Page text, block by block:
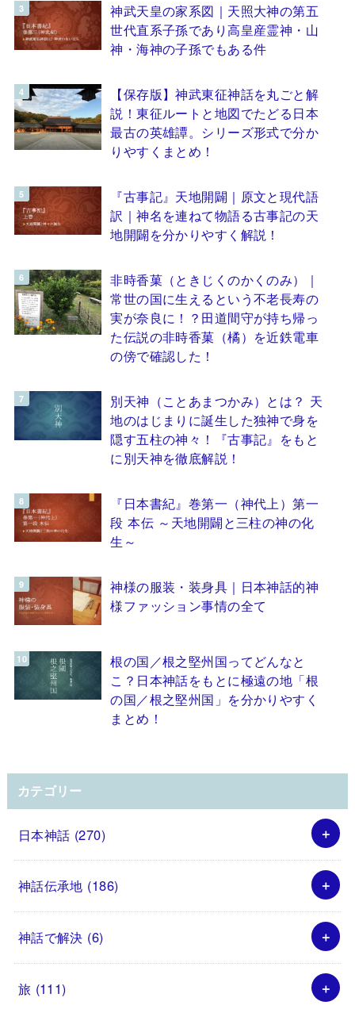
神武天皇の家系図｜天照大神の第五
世代直系子孫であり高皇産霊神・山
神・海神の子孫でもある件
【保存版】神武東征神話を丸ごと解
説！東征ルートと地図でたどる日本
最古の英雄譚。シリーズ形式で分か
りやすくまとめ！
『古事記』天地開闢｜原文と現代語
訳｜神名を連ねて物語る古事記の天
地開闢を分かりやすく解説！
非時香菓（ときじくのかくのみ）｜
常世の国に生えるという不老長寿の
実が奈良に！？田道間守が持ち帰っ
た伝説の非時香菓（橘）を近鉄電車
の傍で確認した！
別天神（ことあまつかみ）とは？ 天
地のはじまりに誕生した独神で身を
隠す五柱の神々！『古事記』をもと
に別天神を徹底解説！
『日本書紀』巻第一（神代上）第一
段 本伝 ～天地開闢と三柱の神の化
生～
神様の服装・装身具｜日本神話的神
様ファッション事情の全て
根の国／根之堅州国ってどんなと
こ？日本神話をもとに極遠の地「根
の国／根之堅州国」を分かりやすく
まとめ！
カテゴリー
日本神話 (270)
神話伝承地 (186)
神話で解決 (6)
旅 (111)